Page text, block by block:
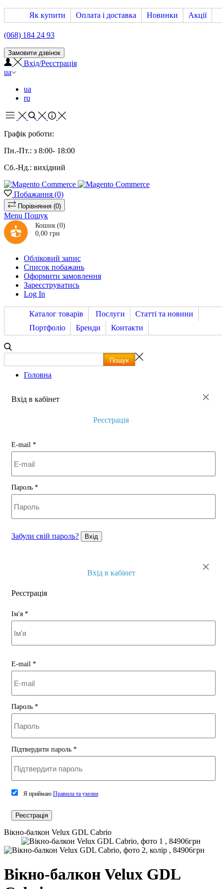
Як купити Оплата і доставка Новинки Акції
(068) 184 24 93
Замовити дзвінок
Вхід/Реєстрація
ua
ua
ru
Графік роботи:
Пн.-Пт.: з 8:00- 18:00
Сб.-Нд.: вихідний
Побажання (0)
Порівняння (0)
Menu Пошук
Кошик (0)
0,00 грн
Обліковий запис
Список побажань
Оформити замовлення
Зареєструватись
Log In
Каталог товарів Послуги
Статті та новини
Портфоліо
Бренди Контакти
Головна
×
Вхід в кабінет
Реєстрація
E-mail *
Пароль *
Забули свій пароль? Вхід
×
Вхід в кабінет
Реєстрація
Ім'я *
E-mail *
Пароль *
Підтвердити пароль *
Я приймаю Правила та умови
Реєстрація
Вікно-балкон Velux GDL Cabrio
Вікно-балкон Velux GDL